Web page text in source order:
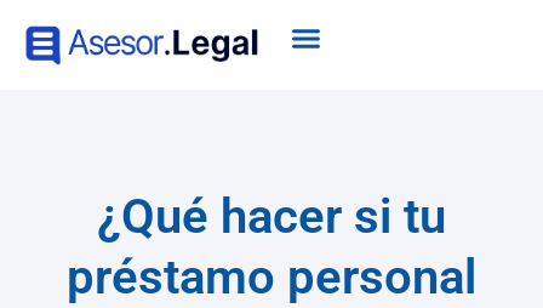
¿Qué hacer si tu
préstamo personal